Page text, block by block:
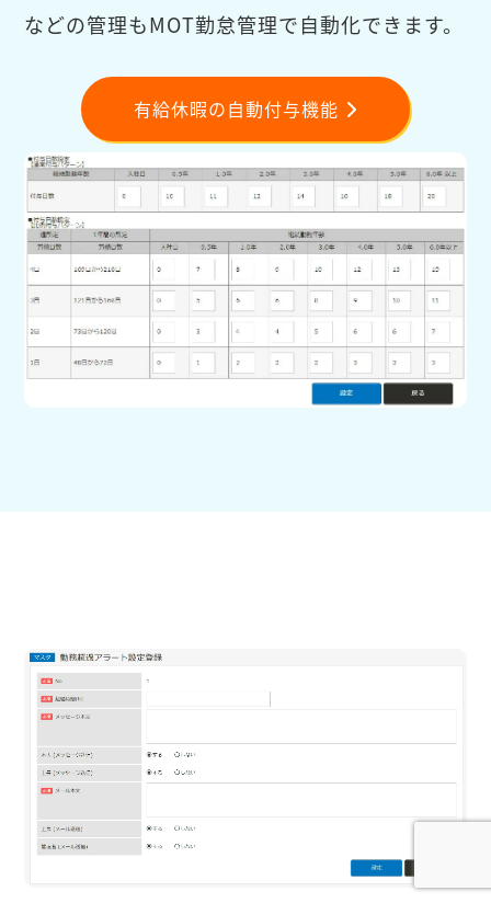
などの管理もMOT勤怠管理で自動化できます。
有給休暇の自動付与機能